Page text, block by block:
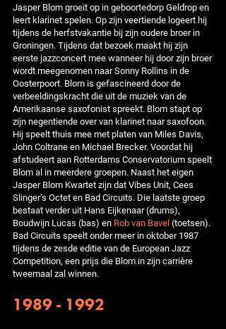
Jasper Blom groeit op in geboortedorp Geldrop en
leert klarinet spelen. Op zijn veertiende logeert hij
tijdens de herfstvakantie bij zijn oudere broer in
Groningen. Tijdens dat bezoek maakt hij zijn
eerste jazzconcert mee wanneer hij door zijn broer
wordt meegenomen naar Sonny Rollins in de
Oosterpoort. Blom is gefascineerd door de
verbeeldingskracht die uit de muziek van de
Amerikaanse saxofonist spreekt. Blom stapt op
zijn negentiende over van klarinet naar saxofoon.
Hij speelt thuis mee met platen van Miles Davis,
John Coltrane en Michael Brecker. Voordat hij
afstudeert aan Rotterdams Conservatorium speelt
Blom al in meerdere groepen. Naast het eigen
Jasper Blom Kwartet zijn dat Vibes Unit, Cees
Slinger’s Octet en Bad Circuits. Die laatste groep
bestaat verder uit Hans Eijkenaar (drums),
Boudwijn Lucas (bas) en Rob van Bavel(toetsen).
Bad Circuits speelt onder meer in oktober 1987
tijdens de zesde editie van de European Jazz
Competition, een prijs die Blom in zijn carrière
tweemaal zal winnen.
1989 - 1992